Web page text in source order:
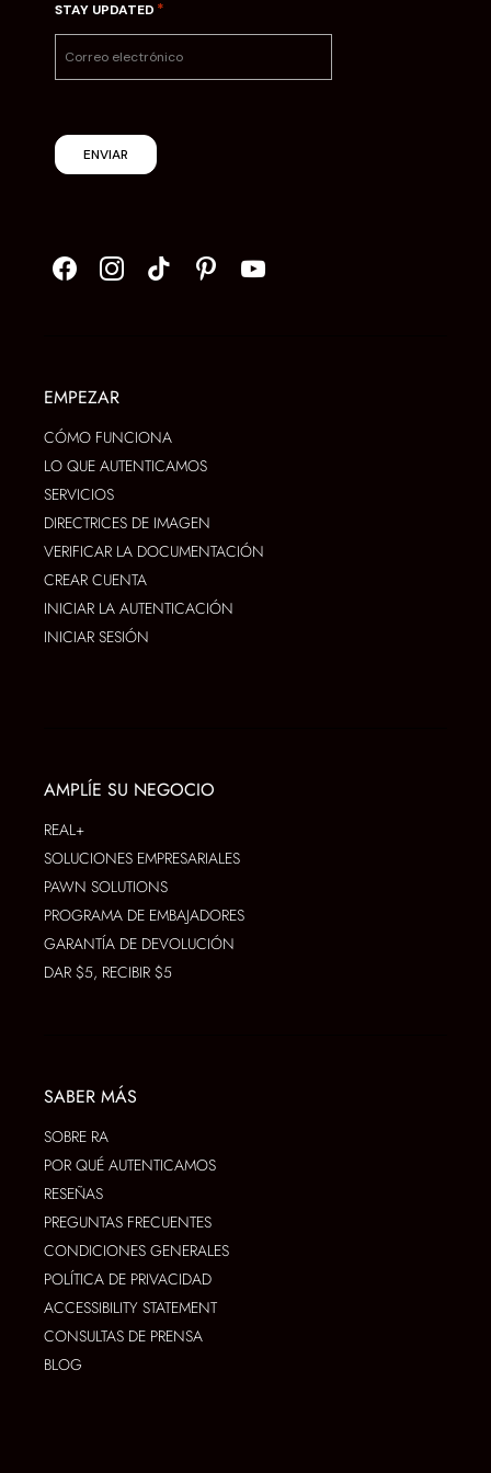
STAY UPDATED *
ENVIAR
EMPEZAR
CÓMO FUNCIONA
LO QUE AUTENTICAMOS
SERVICIOS
DIRECTRICES DE IMAGEN
VERIFICAR LA DOCUMENTACIÓN
CREAR CUENTA
INICIAR LA AUTENTICACIÓN
INICIAR SESIÓN
AMPLÍE SU NEGOCIO
REAL+
SOLUCIONES EMPRESARIALES
PAWN SOLUTIONS
PROGRAMA DE EMBAJADORES
GARANTÍA DE DEVOLUCIÓN
DAR $5, RECIBIR $5
SABER MÁS
SOBRE RA
POR QUÉ AUTENTICAMOS
RESEÑAS
PREGUNTAS FRECUENTES
CONDICIONES GENERALES
POLÍTICA DE PRIVACIDAD
ACCESSIBILITY STATEMENT
CONSULTAS DE PRENSA
BLOG